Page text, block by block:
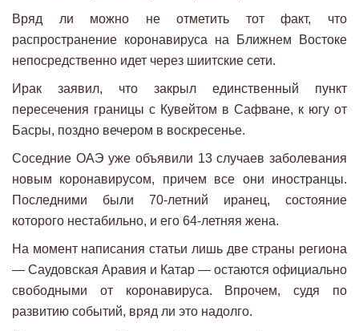
Вряд ли можно не отметить тот факт, что
распространение коронавируса на Ближнем Востоке
непосредственно идет через шиитские сети.
Ирак заявил, что закрыл единственный пункт
пересечения границы с Кувейтом в Сафване, к югу от
Басры, поздно вечером в воскресенье.
Соседние ОАЭ уже объявили 13 случаев заболевания
новым коронавирусом, причем все они иностранцы.
Последними были 70-летний иранец, состояние
которого нестабильно, и его 64-летняя жена.
На момент написания статьи лишь две страны региона
— Саудовская Аравия и Катар — остаются официально
свободными от коронавируса. Впрочем, судя по
развитию событий, вряд ли это надолго.